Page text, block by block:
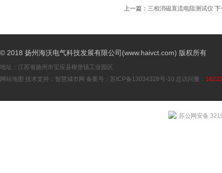
上一篇： 三相消磁直流电阻测试仪 下
© 2018 扬州海沃电气科技发展有限公司(www.haivct.com) 版权所有
地址：江苏省扬州市宝应县柳堡镇工业园区
网站地图 技术支持： 智慧城市网 备案号： 苏ICP备13034328号-10 总访问量：
苏公网安备